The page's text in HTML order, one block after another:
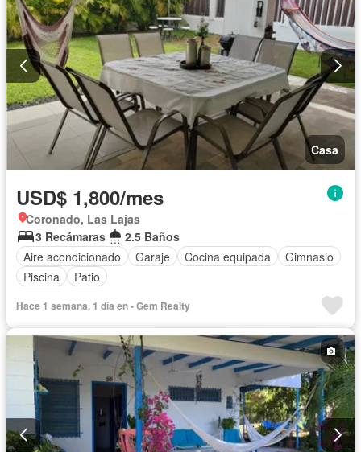
Casa
USD$ 1,800/mes
Coronado, Las Lajas
3 Recámaras
2.5 Baños
Aire acondicionado
Garaje Cocina equipada
Gimnasio
Piscina
Patio
Hace 1 semana, 1 día en - Gem Realty